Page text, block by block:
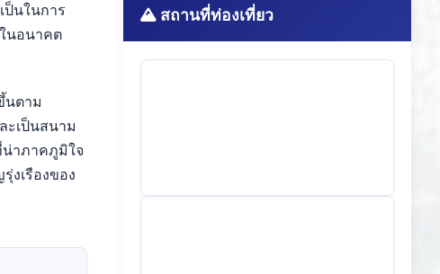
ป็นในการ
นอนาคต
นตาม
ะเป็นสนาม
าภาคภูมิใจ
งเรืองของ
สถานที่ท่องเที่ยว